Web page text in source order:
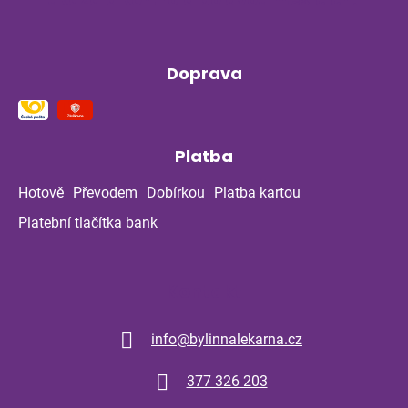
Doprava
Platba
Hotově Převodem Dobírkou
Platba kartou
Platební tlačítka bank
info@bylinnalekarna.cz
377 326 203